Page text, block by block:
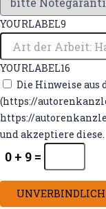
YOURLABEL9
YOURLABEL16
Die Hinweise aus
(https://
https://
und akzeptiere diese.
0 + 9 =